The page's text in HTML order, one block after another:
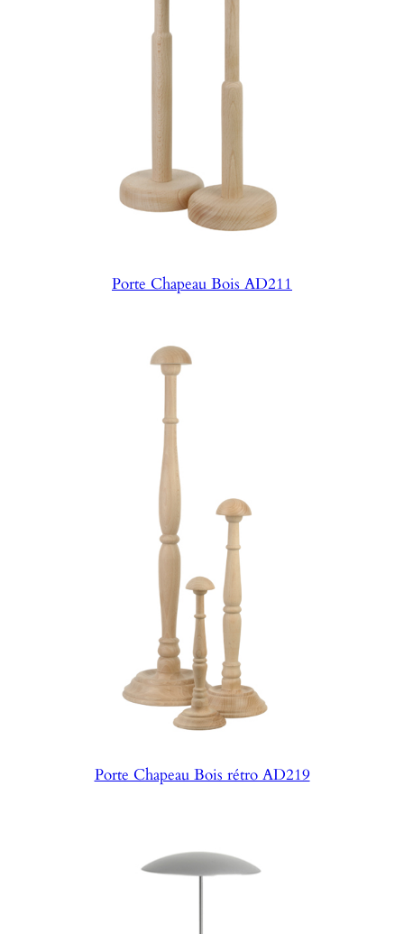
Porte Chapeau Bois AD211
Porte Chapeau Bois rétro AD219